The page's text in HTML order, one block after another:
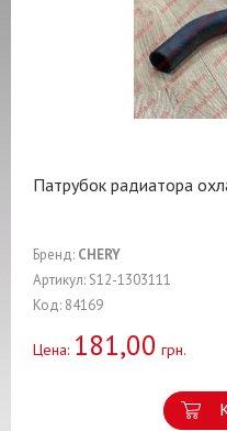
Патрубок радиатора
Бренд: CHERY
Артикул: S12-1303111
Код: 84169
Цена: 181,00 грн.